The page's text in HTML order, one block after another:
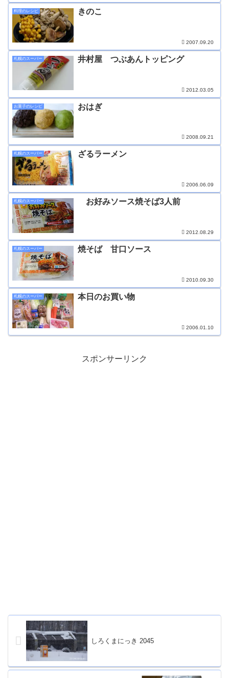
料理のレシピ きのこ
2007.09.20
札幌のスーパー 井村屋 つぶあんトッピング
2012.03.05
お菓子のレシピ おはぎ
2008.09.21
札幌のスーパー ざるラーメン
2006.06.09
札幌のスーパー お好みソース焼そば3人前
2012.08.29
札幌のスーパー 焼そば 甘口ソース
2010.09.30
札幌のスーパー 本日のお買い物
2006.01.10
スポンサーリンク
しろくまにっき 2045